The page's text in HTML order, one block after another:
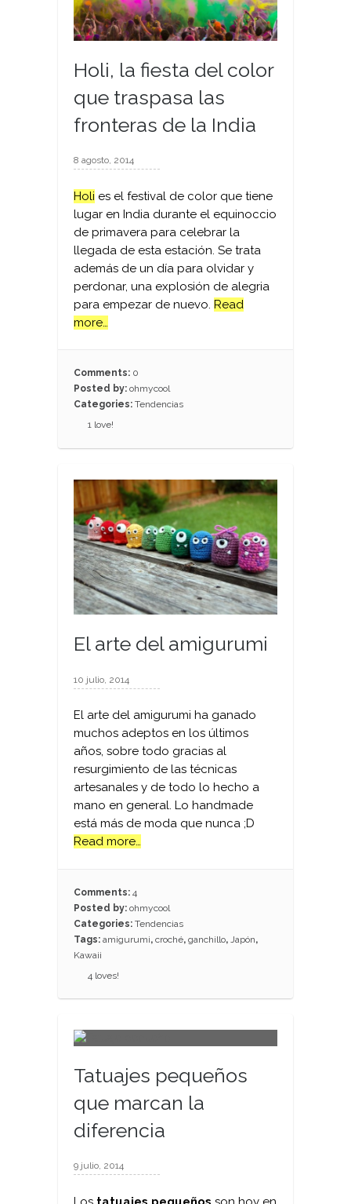
Holi, la fiesta del color
que traspasa las
fronteras de la India
8 agosto, 2014
Holi es el festival de color que tiene
lugar en India durante el equinoccio
de primavera para celebrar la
llegada de esta estación. Se trata
además de un día para olvidar y
perdonar, una explosión de alegria
para empezar de nuevo. Read
more…
Comments: 0
Posted by: ohmycool
Categories: Tendencias
1 love!
El arte del amigurumi
10 julio, 2014
El arte del amigurumi ha ganado
muchos adeptos en los últimos
años, sobre todo gracias al
resurgimiento de las técnicas
artesanales y de todo lo hecho a
mano en general. Lo handmade
está más de moda que nunca ;D
Read more…
Comments: 4
Posted by: ohmycool
Categories: Tendencias
Tags: amigurumi, croché, ganchillo, Japón,
Kawaii
4 loves!
Tatuajes pequeños
que marcan la
diferencia
9 julio, 2014